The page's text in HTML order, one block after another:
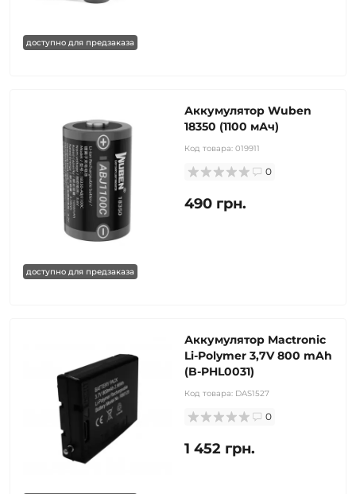
доступно для предзаказа
доступно для предзаказа
Аккумулятор Wuben
18350 (1100 мАч)
Код товара: 019911
0
490 грн.
Аккумулятор Mactronic
Li-Polymer 3,7V 800 mAh
(B-PHL0031)
Код товара: DAS1527
0
1 452 грн.